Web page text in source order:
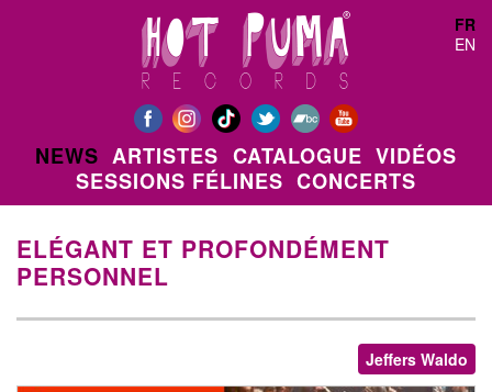
FR
EN
NEWS ARTISTES CATALOGUE VIDÉOS
SESSIONS FÉLINES CONCERTS
ELÉGANT ET PROFONDÉMENT
PERSONNEL
Jeffers Waldo